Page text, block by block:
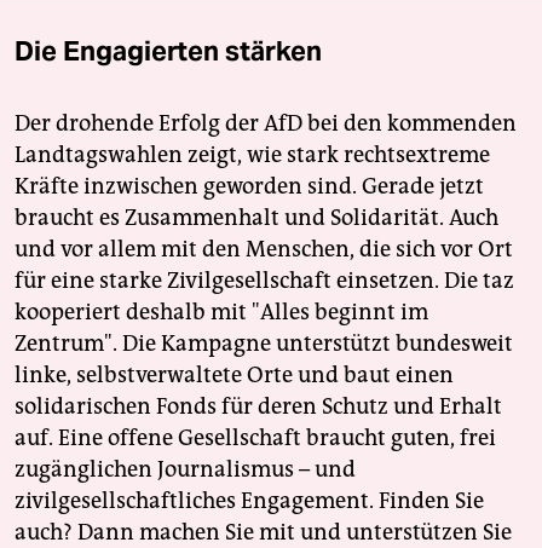
Die Engagierten stärken
Der drohende Erfolg der AfD bei den kommenden
Landtagswahlen zeigt, wie stark rechtsextreme
Kräfte inzwischen geworden sind. Gerade jetzt
braucht es Zusammenhalt und Solidarität. Auch
und vor allem mit den Menschen, die sich vor Ort
für eine starke Zivilgesellschaft einsetzen. Die taz
kooperiert deshalb mit "Alles beginnt im
Zentrum". Die Kampagne unterstützt bundesweit
linke, selbstverwaltete Orte und baut einen
solidarischen Fonds für deren Schutz und Erhalt
auf. Eine offene Gesellschaft braucht guten, frei
zugänglichen Journalismus – und
zivilgesellschaftliches Engagement. Finden Sie
auch? Dann machen Sie mit und unterstützen Sie